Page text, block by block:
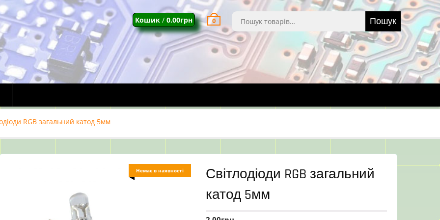
Шукати: Пошук
Кошик / 0.00грн 0
RGB загальний катод 5мм
Немає в наявності
Світлодіоди RGB загальний
катод 5мм